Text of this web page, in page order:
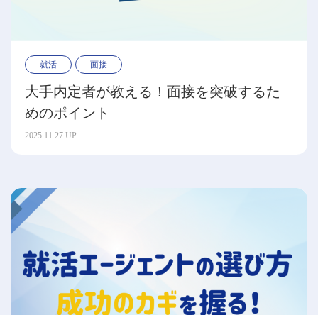
就活 面接
大手内定者が教える！面接を突破するた
めのポイント
2025.11.27 UP